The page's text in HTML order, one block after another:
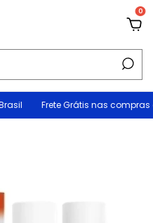
0
Frete Grátis nas compras acima